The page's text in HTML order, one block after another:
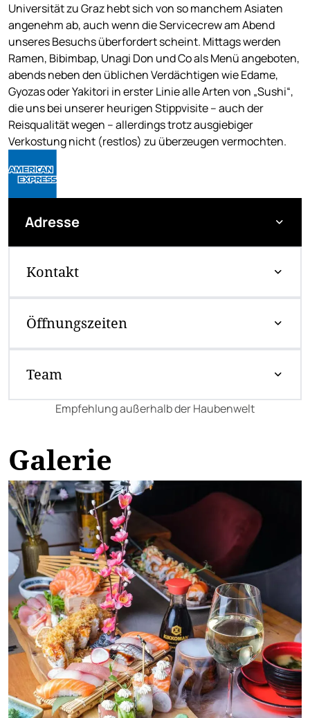
Universität zu Graz hebt sich von so manchem Asiaten
angenehm ab, auch wenn die Servicecrew am Abend
unseres Besuchs überfordert scheint. Mittags werden
Ramen, Bibimbap, Unagi Don und Co als Menü angeboten,
abends neben den üblichen Verdächtigen wie Edame,
Gyozas oder Yakitori in erster Linie alle Arten von „Sushi“,
die uns bei unserer heurigen Stippvisite – auch der
Reisqualität wegen – allerdings trotz ausgiebiger
Verkostung nicht (restlos) zu überzeugen vermochten.
Adresse
Kontakt
Öffnungszeiten
Team
Empfehlung außerhalb der Haubenwelt
Galerie